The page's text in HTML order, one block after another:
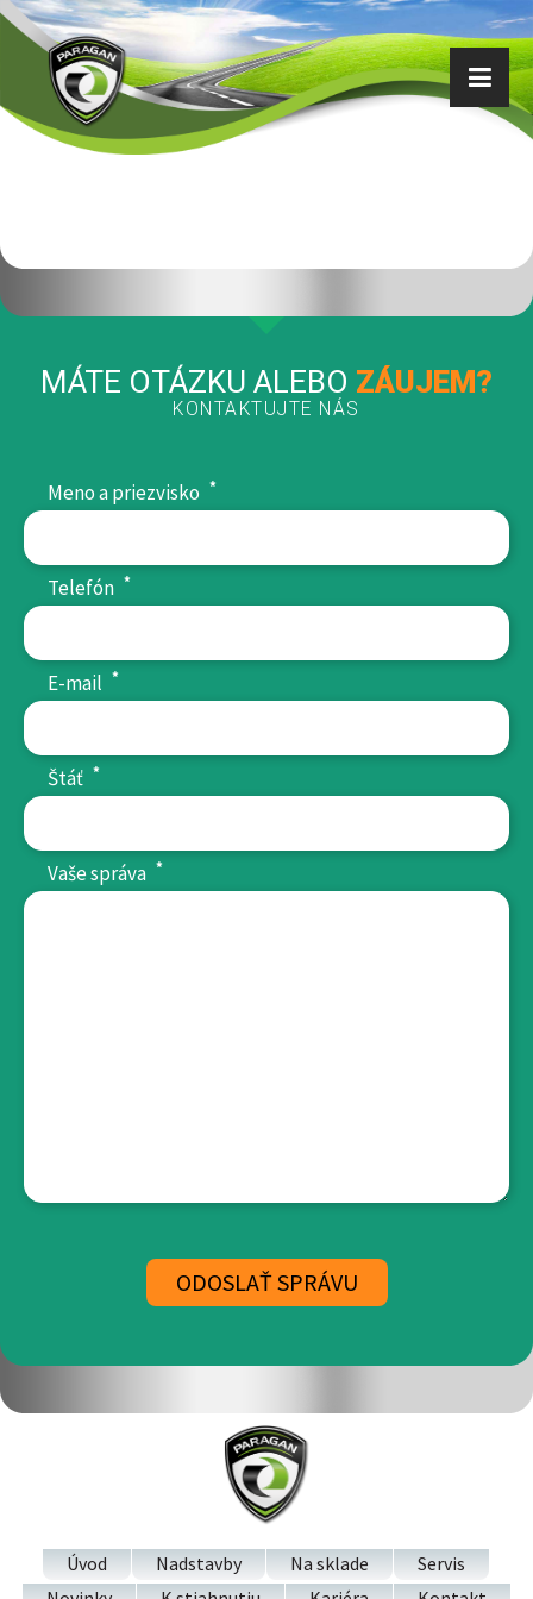
MÁTE OTÁZKU ALEBO ZÁUJEM?
KONTAKTUJTE NÁS
Meno a priezvisko *
Telefón *
E-mail *
Štáť *
Vaše správa *
Úvod Nadstavby Na sklade
Servis